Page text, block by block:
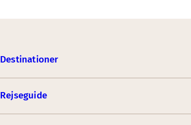
Destinationer
Rejseguide